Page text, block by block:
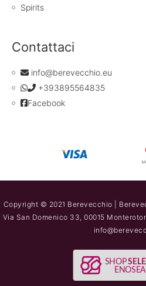
Spirits
Contattaci
info@berevecchio.eu
+393895564835
Facebook
Copyright © 2021 Berevecchio |
Via San Domenico 33, 00015